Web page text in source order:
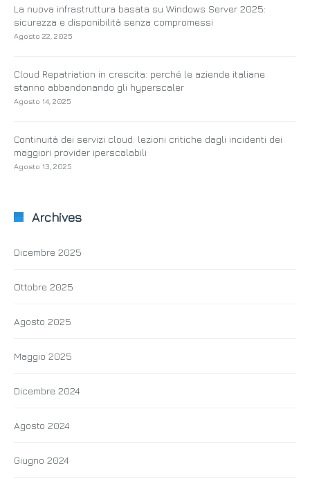
La nuova infrastruttura basata su Windows Server 2025:
sicurezza e disponibilità senza compromessi
Agosto 22, 2025
Cloud Repatriation in crescita: perché le aziende italiane
stanno abbandonando gli hyperscaler
Agosto 14, 2025
Continuità dei servizi cloud: lezioni critiche dagli incidenti dei
maggiori provider iperscalabili
Agosto 13, 2025
Archives
Dicembre 2025
Ottobre 2025
Agosto 2025
Maggio 2025
Dicembre 2024
Agosto 2024
Giugno 2024